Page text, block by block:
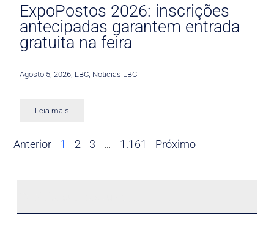
ExpoPostos 2026: inscrições
antecipadas garantem entrada
gratuita na feira
Agosto 5, 2026 LBC Noticias LBC
Leia mais
Anterior 1 2 3 … 1.161 Próximo